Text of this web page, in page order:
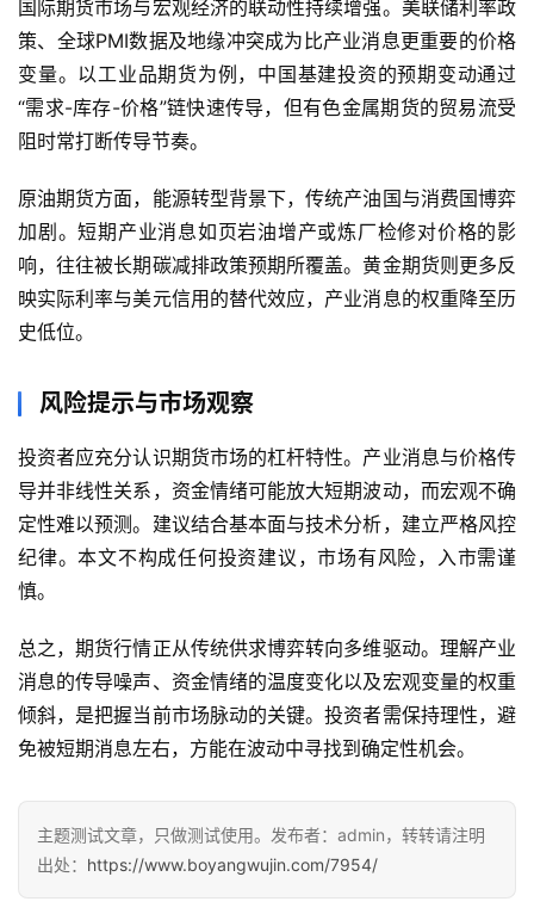
国
际
期
货
指
期
货
期
货
门
期
货
行
情
金
期
货
国际期货市场与宏观经济的联动性持续增强。美联储利率政
策、全球PMI数据及地缘冲突成为比产业消息更重要的价格
变量。以工业品期货为例，中国基建投资的预期变动通过
“需求-库存-价格”链快速传导，但有色金属期货的贸易流受
阻时常打断传导节奏。
原油期货方面，能源转型背景下，传统产油国与消费国博弈
加剧。短期产业消息如页岩油增产或炼厂检修对价格的影
响，往往被长期碳减排政策预期所覆盖。黄金期货则更多反
映实际利率与美元信用的替代效应，产业消息的权重降至历
史低位。
风险提示与市场观察
投资者应充分认识期货市场的杠杆特性。产业消息与价格传
导并非线性关系，资金情绪可能放大短期波动，而宏观不确
定性难以预测。建议结合基本面与技术分析，建立严格风控
纪律。本文不构成任何投资建议，市场有风险，入市需谨
慎。
总之，期货行情正从传统供求博弈转向多维驱动。理解产业
消息的传导噪声、资金情绪的温度变化以及宏观变量的权重
倾斜，是把握当前市场脉动的关键。投资者需保持理性，避
免被短期消息左右，方能在波动中寻找到确定性机会。
主题测试文章，只做测试使用。发布者：admin，转转请注明
出处： https://www.boyangwujin.com/7954/